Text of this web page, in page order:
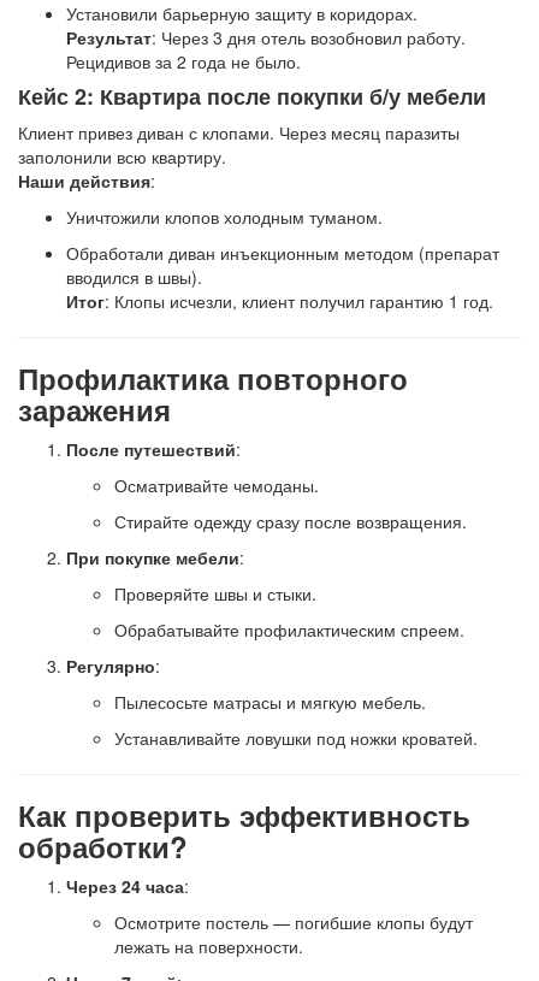
Установили барьерную защиту в коридорах.
Результат: Через 3 дня отель возобновил работу.
Рецидивов за 2 года не было.
Кейс 2: Квартира после покупки б/у мебели
Клиент привез диван с клопами. Через месяц паразиты
заполонили всю квартиру.
Наши действия:
Уничтожили клопов холодным туманом.
Обработали диван инъекционным методом (препарат
вводился в швы).
Итог: Клопы исчезли, клиент получил гарантию 1 год.
Профилактика повторного
заражения
После путешествий:
Осматривайте чемоданы.
Стирайте одежду сразу после возвращения.
При покупке мебели:
Проверяйте швы и стыки.
Обрабатывайте профилактическим спреем.
Регулярно:
Пылесосьте матрасы и мягкую мебель.
Устанавливайте ловушки под ножки кроватей.
Как проверить эффективность
обработки?
Через 24 часа:
Осмотрите постель — погибшие клопы будут
лежать на поверхности.